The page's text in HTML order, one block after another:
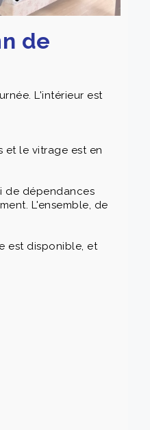
de
L'intérieur est
et le vitrage est en
de dépendances
L'ensemble, de
est disponible, et